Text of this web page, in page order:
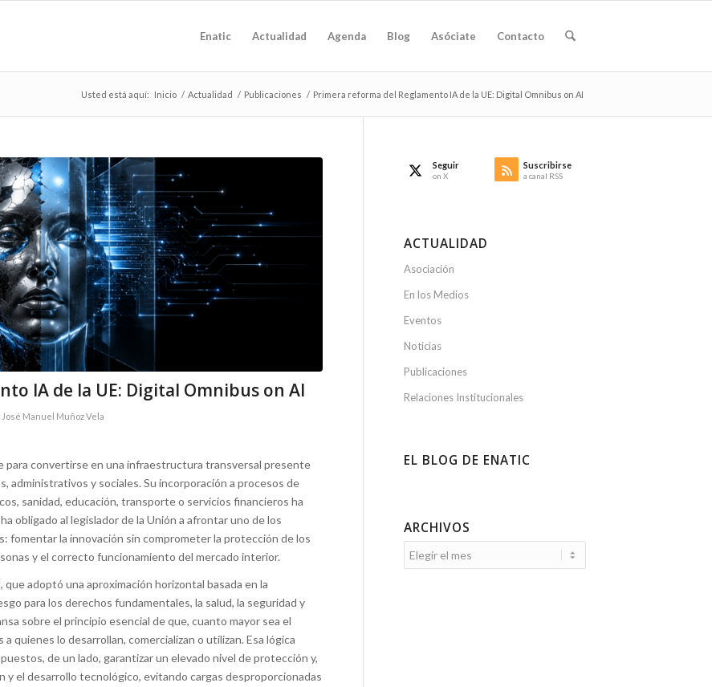
Enatic Actualidad Agenda Blog Asóciate Contacto
Usted está aquí: Inicio / Actualidad / Publicaciones / Primera reforma del Reglamento IA de la UE: Digital Omnibus on AI
IA de la UE: Digital Omnibus on AI
José Manuel Muñoz Vela
para convertirse en una infraestructura transversal presente
y sociales. Su incorporación a procesos de
sanidad, educación, transporte o servicios financieros ha
obligado al legislador de la Unión a afrontar uno de los
fomentar la innovación sin comprometer la protección de los
y el correcto funcionamiento del mercado interior.
adoptó una aproximación horizontal basada en la
para los derechos fundamentales, la salud, la seguridad y
sobre el principio esencial de que, cuanto mayor sea el
quienes lo desarrollan, comercializan o utilizan. Esa lógica
de un lado, garantizar un elevado nivel de protección y,
y el desarrollo tecnológico, evitando cargas desproporcionadas
Seguir
on X
Suscribirse
a canal RSS
ACTUALIDAD
Asociación
En los Medios
Eventos
Noticias
Publicaciones
Relaciones Institucionales
EL BLOG DE ENATIC
ARCHIVOS